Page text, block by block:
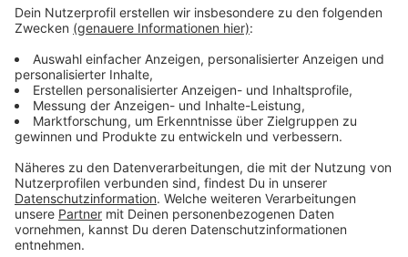
Sachverhalt zu informieren“, so Bingener. In der Folge
gehöre dazu auch die Unterstützung der Präventions-,
Interventions- und Aufarbeitungsbemühungen vor Ort.
Anzeige